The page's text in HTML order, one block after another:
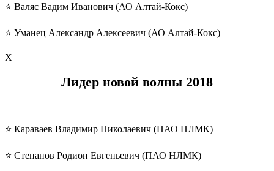
⭐️ Валяс Вадим Иванович (АО Алтай-Кокс)
⭐️ Уманец Александр Алексеевич (АО Алтай-Кокс)
Х
Лидер новой волны 2018
⭐️ Караваев Владимир Николаевич (ПАО НЛМК)
⭐️ Степанов Родион Евгеньевич (ПАО НЛМК)